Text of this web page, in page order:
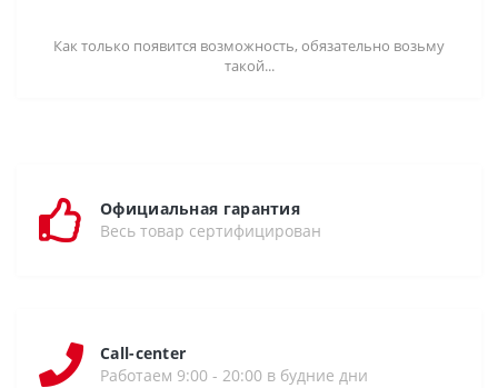
Как только появится возможность, обязательно возьму
такой...
Официальная гарантия
Весь товар сертифицирован
Call-center
Работаем 9:00 - 20:00 в будние дни